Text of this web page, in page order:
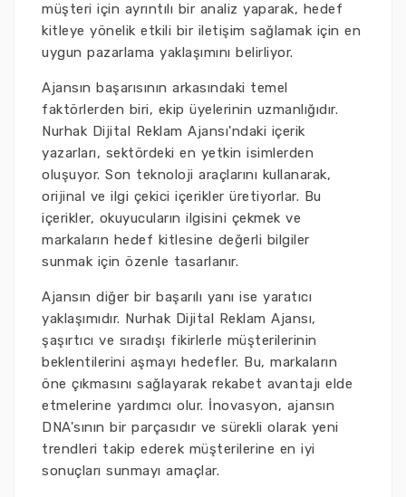
müşteri için ayrıntılı bir analiz yaparak, hedef
kitleye yönelik etkili bir iletişim sağlamak için en
uygun pazarlama yaklaşımını belirliyor.
Ajansın başarısının arkasındaki temel
faktörlerden biri, ekip üyelerinin uzmanlığıdır.
Nurhak Dijital Reklam Ajansı'ndaki içerik
yazarları, sektördeki en yetkin isimlerden
oluşuyor. Son teknoloji araçlarını kullanarak,
orijinal ve ilgi çekici içerikler üretiyorlar. Bu
içerikler, okuyucuların ilgisini çekmek ve
markaların hedef kitlesine değerli bilgiler
sunmak için özenle tasarlanır.
Ajansın diğer bir başarılı yanı ise yaratıcı
yaklaşımıdır. Nurhak Dijital Reklam Ajansı,
şaşırtıcı ve sıradışı fikirlerle müşterilerinin
beklentilerini aşmayı hedefler. Bu, markaların
öne çıkmasını sağlayarak rekabet avantajı elde
etmelerine yardımcı olur. İnovasyon, ajansın
DNA'sının bir parçasıdır ve sürekli olarak yeni
trendleri takip ederek müşterilerine en iyi
sonuçları sunmayı amaçlar.